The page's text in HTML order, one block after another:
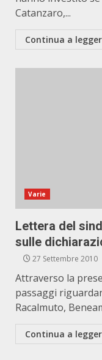
Catanzaro,...
Continua a
Varie
Lettera del
sulle
27 Settembre 2010
Attraverso la
passaggi
Racalmuto,
Continua a